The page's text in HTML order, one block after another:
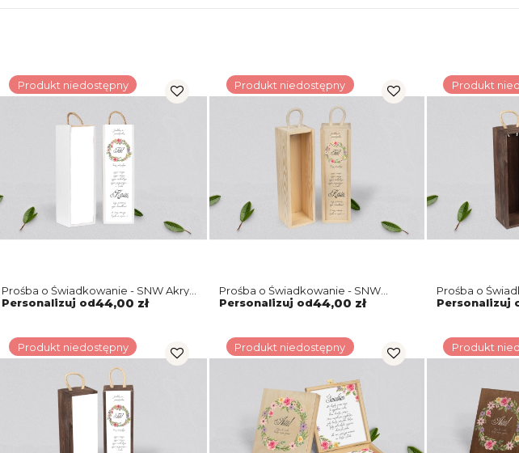
Produkt niedostępny
Prośba o Świadkowanie - SNW Akryl
biała Akwarelowe Wianki Motyw 5
Personalizuj od44,00 zł
Produkt niedostępny
Prośba o Świadkowanie - SNW
naturalna Akwarelowe Wianki Motyw
Personalizuj od44,00 zł
Produkt
Prośba o
brązowa
Personalizuj
Produkt niedostępny Produkt niedostępny Produkt